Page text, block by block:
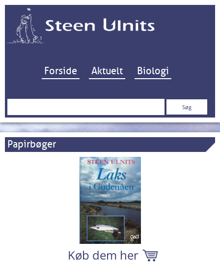
Hop til indhold
Forside Aktuelt Biologi
Søg
Papirbøger
Køb dem her